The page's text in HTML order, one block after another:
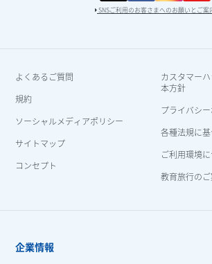
SNSご利用のお客さまへのお願いとご案
よくあるご質問
規約
ソーシャルメディアポリシー
サイトマップ
コンセプト
カスタマー
本方針
プライバシ
各種法規に
ご利用環境
教育旅行の
企業情報